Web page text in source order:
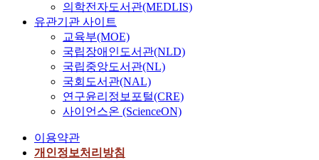
의학전자도서관(MEDLIS)
유관기관 사이트
교육부(MOE)
국립장애인도서관(NLD)
국립중앙도서관(NL)
국회도서관(NAL)
연구윤리정보포털(CRE)
사이언스온 (ScienceON)
이용약관
개인정보처리방침